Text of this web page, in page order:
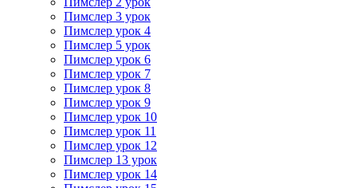
Пимслер 3 урок
Пимслер урок 4
Пимслер 5 урок
Пимслер урок 6
Пимслер урок 7
Пимслер урок 8
Пимслер урок 9
Пимслер урок 10
Пимслер урок 11
Пимслер урок 12
Пимслер 13 урок
Пимслер урок 14